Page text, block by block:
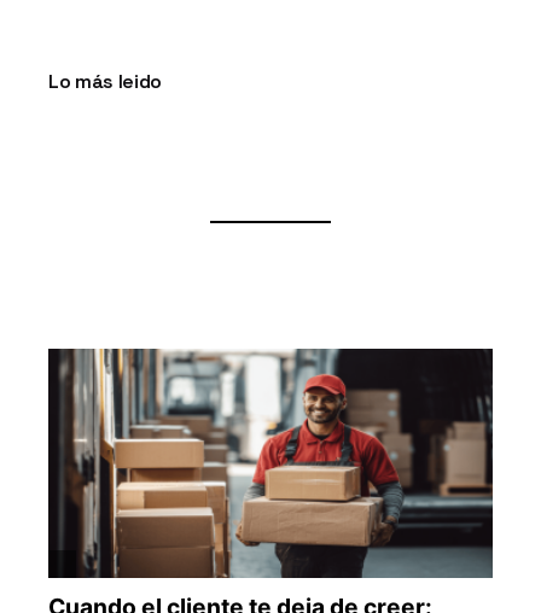
Lo más leido